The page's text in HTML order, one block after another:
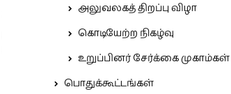
அலுவலகத் திறப்பு விழா
கொடியேற்ற நிகழ்வு
உறுப்பினர் சேர்க்கை முகாம்கள்
பொதுக்கூட்டங்கள்